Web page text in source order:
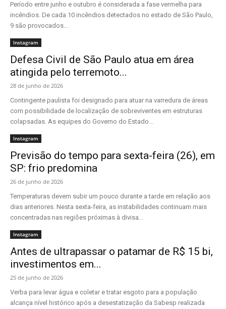
Período entre junho e outubro é considerada a fase vermelha para
incêndios. De cada 10 incêndios detectados no estado de São Paulo,
9 são provocados...
Instagram
Defesa Civil de São Paulo atua em área
atingida pelo terremoto...
28 de junho de 2026
Contingente paulista foi designado para atuar na varredura de áreas
com possibilidade de localização de sobreviventes em estruturas
colapsadas. As equipes do Governo do Estado...
Instagram
Previsão do tempo para sexta-feira (26), em
SP: frio predomina
26 de junho de 2026
Temperaturas devem subir um pouco durante a tarde em relação aos
dias anteriores. Nesta sexta-feira, as instabilidades continuam mais
concentradas nas regiões próximas à divisa...
Instagram
Antes de ultrapassar o patamar de R$ 15 bi,
investimentos em...
25 de junho de 2026
Verba para levar água e coletar e tratar esgoto para a população
alcança nível histórico após a desestatização da Sabesp realizada